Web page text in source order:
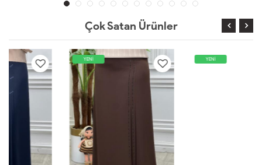
Çok Satan Ürünler
YENİ YENİ